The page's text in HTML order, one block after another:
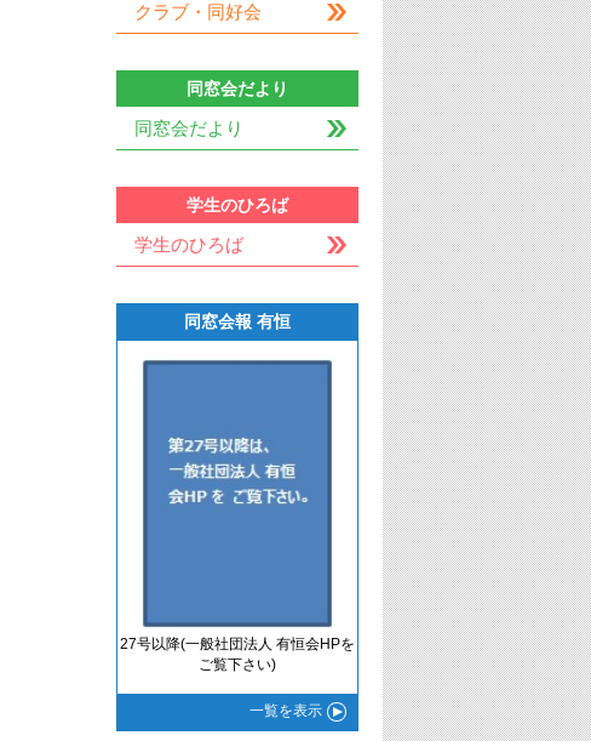
クラブ・同好会
同窓会だより
同窓会だより
学生のひろば
学生のひろば
同窓会報 有恒
27号以降(一般社団法人 有恒会HPを
ご覧下さい)
一覧を表示